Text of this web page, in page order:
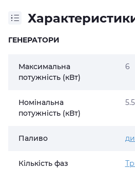
ГЕНЕРАТОРИ
Максимальна
потужність (кВт)
6
Номінальна
потужність (кВт)
5.5
Паливо
Кількість фаз